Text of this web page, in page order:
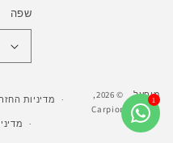
שפה
© 2026,
Carpion
מופעל
ע"י
מדיניות